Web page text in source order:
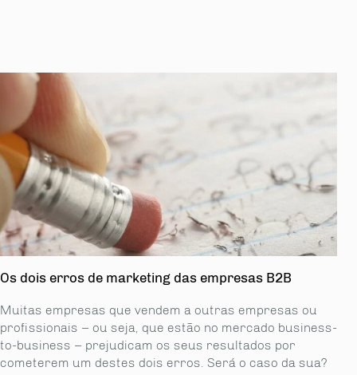
Os dois erros de marketing das empresas B2B
Muitas empresas que vendem a outras empresas ou
profissionais – ou seja, que estão no mercado business-
to-business – prejudicam os seus resultados por
cometerem um destes dois erros. Será o caso da sua?